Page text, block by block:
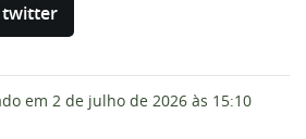
twitter
em 2 de julho de 2026 às 15:10